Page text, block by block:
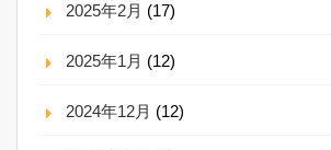
2025年2月 (17)
2025年1月 (12)
2024年12月 (12)